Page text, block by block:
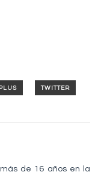
de 16 años en la